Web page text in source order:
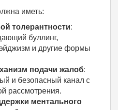
иметь:
толерантности:
буллинг,
и другие формы
подачи жалоб:
и безопасный канал с
рассмотрения.
ментального